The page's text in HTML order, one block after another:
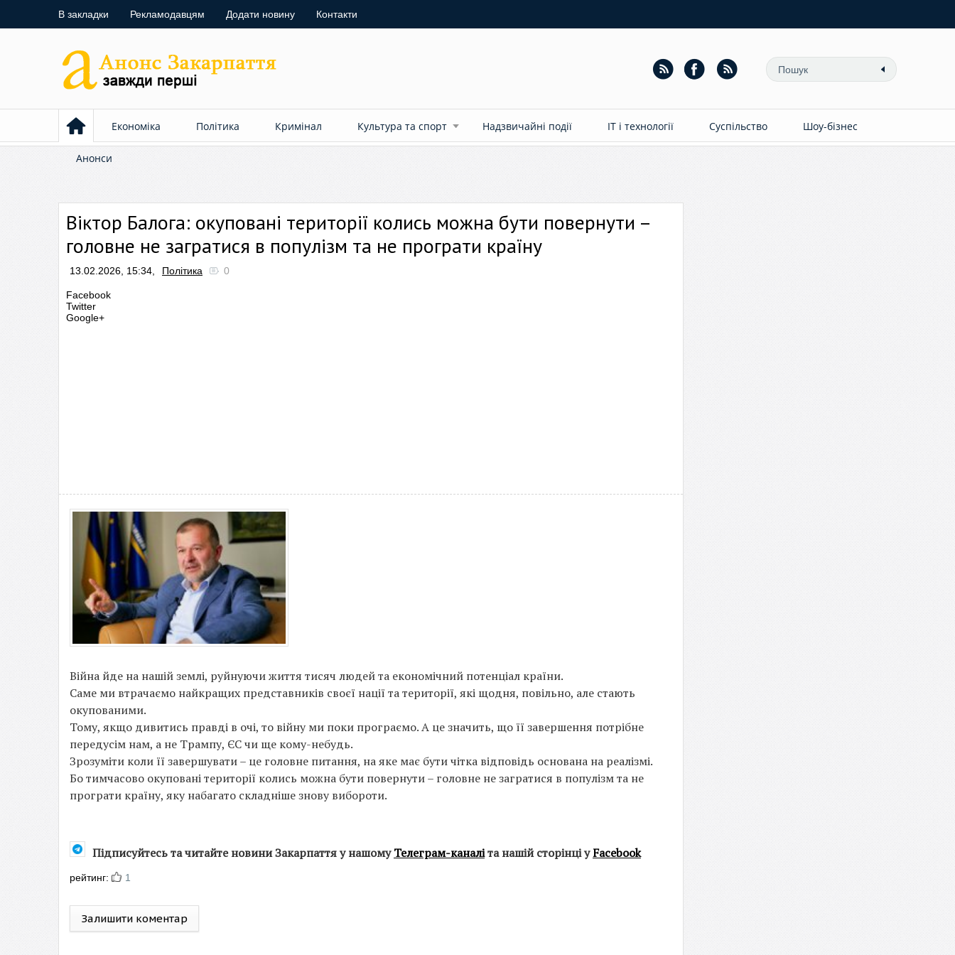
В закладки Рекламодавцям Додати новину Контакти
Економіка Політика Кримінал Культура та спорт Надзвичайні події ІТ і технології Суспільство Шоу-бізнес
Анонси
Віктор Балога: окуповані території колись можна бути повернути –
головне не загратися в популізм та не програти країну
13.02.2026, 15:34, Політика 0
Facebook
Twitter
Google+
Війна йде на нашій землі, руйнуючи життя тисяч людей та економічний потенціал країни.
Саме ми втрачаємо найкращих представників своєї нації та території, які щодня, повільно, але стають
окупованими.
Тому, якщо дивитись правді в очі, то війну ми поки програємо. А це значить, що її завершення потрібне
передусім нам, а не Трампу, ЄС чи ще кому-небудь.
Зрозуміти коли її завершувати – це головне питання, на яке має бути чітка відповідь основана на реалізмі.
Бо тимчасово окуповані території колись можна бути повернути – головне не загратися в популізм та не
програти країну, яку набагато складніше знову вибороти.
Підписуйтесь та читайте новини Закарпаття у нашомуТелеграм-каналіта нашій сторінці уFacebook
рейтинг: 1
Залишити коментар